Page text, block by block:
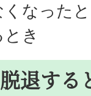
くなった
き
退する